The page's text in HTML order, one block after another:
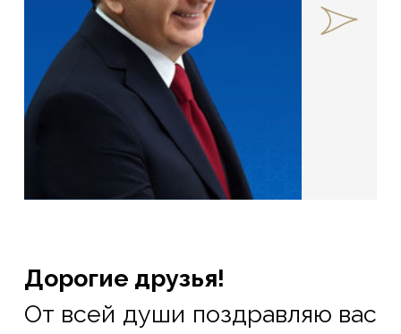
Дорогие друзья!
От всей души поздравляю вас